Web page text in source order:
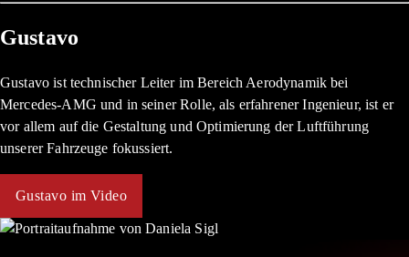
Gustavo
Gustavo ist technischer Leiter im Bereich Aerodynamik bei
Mercedes-AMG und in seiner Rolle, als erfahrener Ingenieur, ist er
vor allem auf die Gestaltung und Optimierung der Luftführung
unserer Fahrzeuge fokussiert.
Gustavo im Video